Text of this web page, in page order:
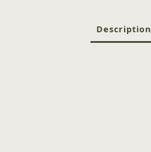
Description